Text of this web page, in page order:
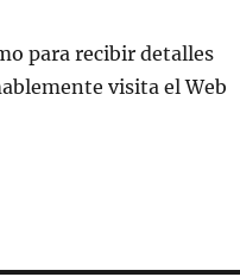
para recibir detalles
visita el Web